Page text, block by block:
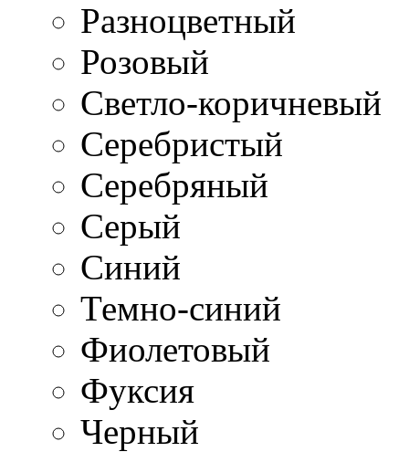
Разноцветный
Розовый
Светло-коричневый
Серебристый
Серебряный
Серый
Синий
Темно-синий
Фиолетовый
Фуксия
Черный